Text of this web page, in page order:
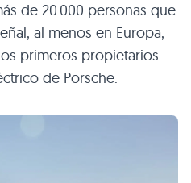
de 20.000 personas que
al menos en Europa,
primeros propietarios
de Porsche.